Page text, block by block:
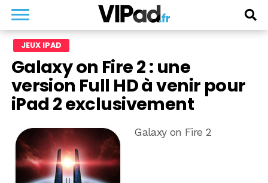
JEUX IPAD
Galaxy on Fire 2 : une
version Full HD à venir pour
iPad 2 exclusivement
Galaxy on Fire 2